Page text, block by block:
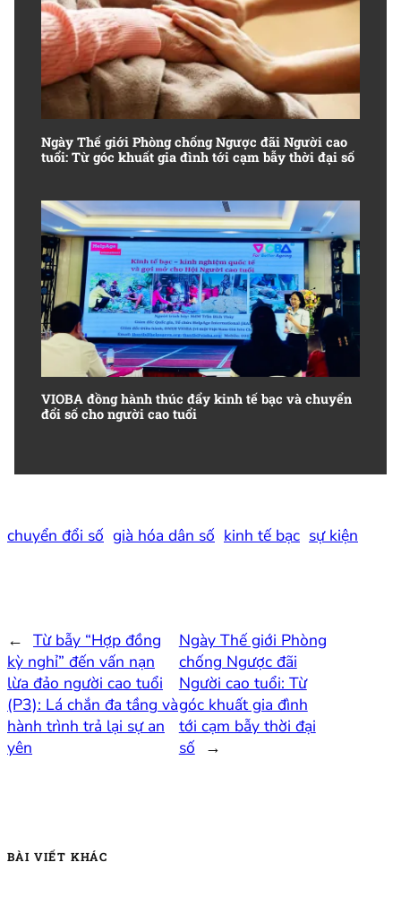
Ngày Thế giới Phòng chống Ngược đãi Người cao
tuổi: Từ góc khuất gia đình tới cạm bẫy thời đại số
VIOBA đồng hành thúc đẩy kinh tế bạc và chuyển
đổi số cho người cao tuổi
chuyển đổi số già hóa dân số kinh tế bạc sự kiện
← Từ bẫy “Hợp đồng
kỳ nghỉ” đến vấn nạn
lừa đảo người cao tuổi
(P3): Lá chắn đa tầng và
hành trình trả lại sự an
yên
Ngày Thế giới Phòng
chống Ngược đãi
Người cao tuổi: Từ
góc khuất gia đình
tới cạm bẫy thời đại
số
→
BÀI VIẾT KHÁC